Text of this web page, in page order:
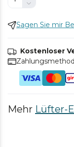
Sagen Sie mir
Kostenloser
Mehr Lüfter-